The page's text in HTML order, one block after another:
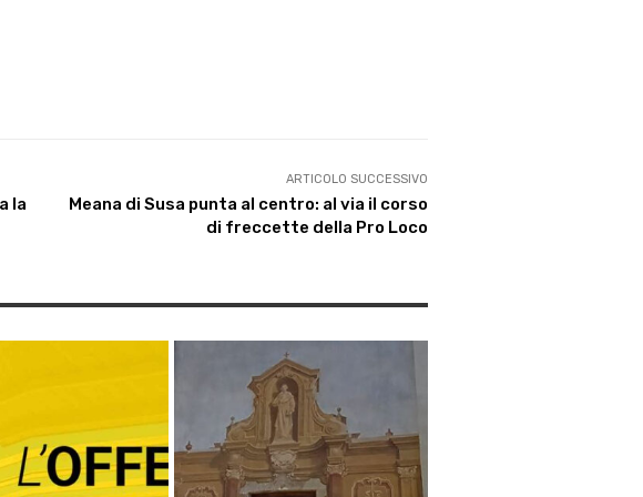
la
ARTICOLO SUCCESSIVO
Meana di Susa punta al centro: al via il corso
di freccette della Pro Loco